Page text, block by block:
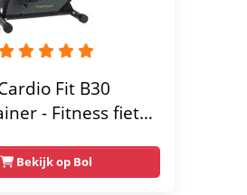
Fit B30
- Fitness fiets
-
en
Bekijk op Bol